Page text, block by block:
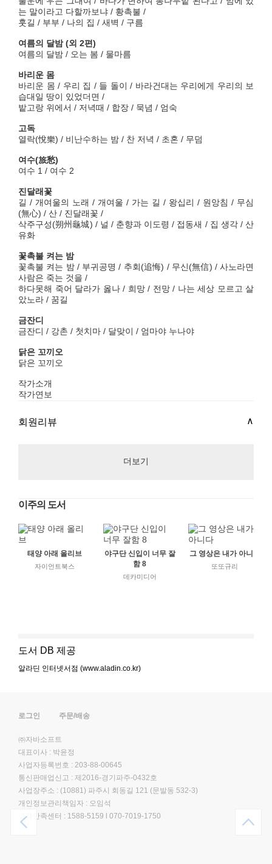
는 말이라고 다할까보냐 / 황촉불 /
훗길 / 부부 / 나의 집 / 새벽 / 구름
여름의 달밤 (외 2편)
여름의 달밤 / 오는 봄 / 물마름
바리운 몸
바리운 몸 / 우리 집 / 들 돌이 / 바라건대는 우리에게 우리의 보
습대일 땅이 있었더면 /
밭고랑 위에서 / 저녁때 / 합장 / 묵념 / 엄숙
고독
열락(悅樂) / 비난수하는 밤 / 찬 저녁 / 초혼 / 무덤
여수(旅愁)
여수 1 / 여수 2
진달래꽃
길 / 개여울의 노래 / 개여울 / 가는 길 / 왕십리 / 원앙침 / 무심
(無心) / 산 / 진달래꽃 /
삭주구성(朔州龜城) / 널 / 춘향과 이도령 / 접동새 / 집 생각 / 산
유화
꽃촉불 켜는 밤
꽃촉불 켜는 밤 / 부귀공명 / 추회(追悔) / 무신(無信) / 사노라면
사람은 죽는 것을 /
하다못해 죽어 달라가 옳나 / 희망 / 전망 / 나는 세상 모르고 살
았노라 / 꿈길
금잔디
금잔디 / 강촌 / 첫치마 / 달맞이 / 엄마야 누나야
닭은 꼬끼오
닭은 꼬끼오
작가소개
작가연보
회원리뷰
더보기
이주의 도서
태양 아래 올리브
자이언트북스
야구단 신입이 너무 잘
함 8
데카미디어
그 영상은 내가 아니다
또또규리
도서 DB 제공
알라딘 인터넷서점 (www.aladin.co.kr)
로그인 주문/배송
㈜자바소프트
대표이사 : 박윤정
사업자등록번호 : 203-88-00645
통신판매업신고 : 제2016-경기파주-0432호
사업장주소 : (10881) 파주시 회동길 121 (문발동 532-3)
개인정보관리책임자 : 오임석
고객만족센터 : 1588-5159 070-7019-1750